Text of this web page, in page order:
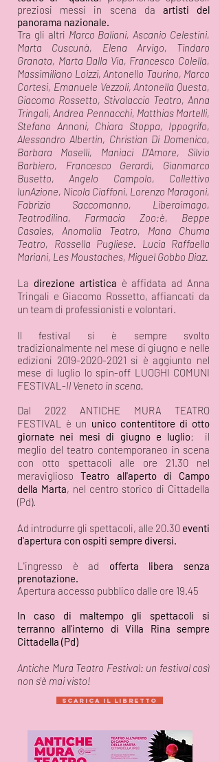
preziosi messi in scena da artisti del
panorama nazionale.
Tra gli altri Marco Baliani,Ascanio Celestini,
Marta Cuscunà, Elena Arvigo, Tindaro
Granata, Marta Dalla Via, Francesco Colella,
Massimiliano Loizzi, Antonello Taurino, Marco
Cortesi, Emanuele Vezzoli, Antonella Questa,
Giacomo Rossetto, Stivalaccio Teatro, Anna
Tringali, Andrea Pennacchi, Matthias Martelli,
Stefano Annoni, Chiara Stoppa, Ippogrifo,
Alessandro Albertin, Christian Di Domenico,
Barbara Moselli, Maniaci D'Amore, Silvio
Barbiero, Francesco Gerardi, Gianmarco
Busetto, Angelo Campolo, Collettivo
lunAzione, Nicola Ciaffoni, Lorenzo Maragoni,
Fabrizio Saccomanno, Liberaimago,
Teatrodilina, Farmacia Zoo:è, Beppe
Casales, Anomalia Teatro, Mana Chuma
Teatro, Rossella Pugliese. Lucia Raffaella
Mariani, Les Moustaches, Miguel Gobbo Diaz.
La direzione artistica è affidata ad Anna
Tringali e Giacomo Rossetto, affiancati da
un team di professionisti e volontari.
Ilfestival si è sempre svolto
tradizionalmente nel mese di giugno e nelle
edizioni 2019-2020-2021 si è aggiunto nel
mese di luglio lo spin-off LUOGHI COMUNI
FESTIVAL-Il Veneto in scena.
Dal 2022 ANTICHE MURA TEATRO
FESTIVAL è un unico contentitore di otto
giornate nei mesi di giugno e luglio: il
meglio del teatro contemporaneo in scena
con otto spettacoli alle ore 21.30 nel
meravigliosoTeatro all'aperto di Campo
della Marta, nel centro storico di Cittadella
(Pd).
Ad introdurre gli spettacoli, alle 20.30 eventi
d'apertura con ospiti sempre diversi.
L'ingresso è ad offerta libera senza
prenotazione.
Apertura accesso pubblico dalle ore 19.45
In caso di maltempo gli spettacoli si
terranno all'interno di Villa Rina sempre
Cittadella (Pd)
Antiche Mura Teatro Festival: un festival così
non s'è mai visto!
Scarica il libretto